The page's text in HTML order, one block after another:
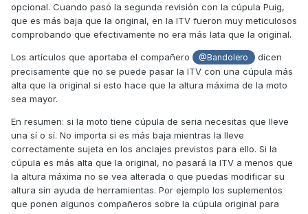
opcional. Cuando pasó la segunda revisión con la cúpula Puig,
que es más baja que la original, en la ITV fueron muy meticulosos
comprobando que efectivamente no era más lata que la original.
Los artículos que aportaba el compañero @Bandolero
dicen
precisamente que no se puede pasar la ITV con una cúpula más
alta que la original si esto hace que la altura máxima de la moto
sea mayor.
En resumen: si la moto tiene cúpula de seria necesitas que lleve
una sí o sí. No importa si es más baja mientras la lleve
correctamente sujeta en los anclajes previstos para ello. Si la
cúpula es más alta que la original, no pasará la ITV a menos que
la altura máxima no se vea alterada o que puedas modificar su
altura sin ayuda de herramientas. Por ejemplo los suplementos
que ponen algunos compañeros sobre la cúpula original para